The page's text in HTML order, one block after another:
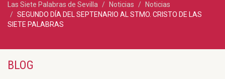
Las Siete Palabras de Sevilla Noticias
Noticias
SEGUNDO DÍA DEL SEPTENARIO AL STMO. CRISTO DE LAS
SIETE PALABRAS
BLOG